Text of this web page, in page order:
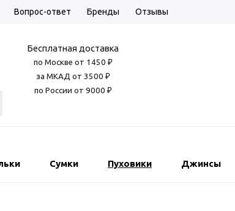
Вопрос-ответ Бренды Отзывы
Бесплатная доставка
по Москве от 1450 ₽
за МКАД от 3500 ₽
по России от 9000 ₽
Сумки Пуховики Джинсы